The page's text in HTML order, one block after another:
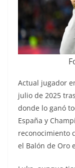
Actual jugador
julio de 2025
donde lo ganó
España y
reconocimiento
el Balón de Oro